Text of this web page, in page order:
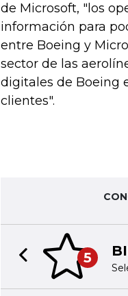
de Microsoft, "los
información para
entre Boeing y
sector de las
digitales de Boeing
clientes".
5
Previous slide